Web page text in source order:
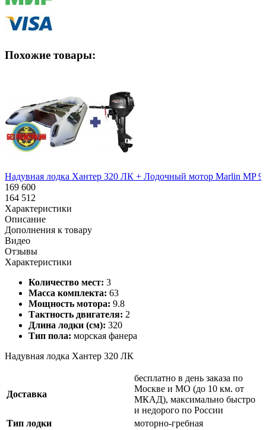
Похожие товары:
Надувная лодка Хантер 320 ЛК + Лодочный мотор Marlin MP
169 600
164 512
Характеристики
Описание
Дополнения к товару
Видео
Отзывы
Характеристики
Количество мест: 3
Масса комплекта: 63
Мощность мотора: 9.8
Тактность двигателя: 2
Длина лодки (см): 320
Тип пола: морская фанера
Надувная лодка Хантер 320 ЛК
Доставка
бесплатно в день заказа по
Москве и МО (до 10 км. от
МКАД), максимально быстро
и недорого по России
Тип лодки
моторно-гребная